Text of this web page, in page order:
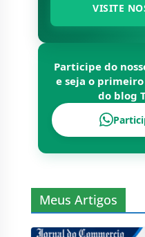
VISITE
Participe do
e seja o
do blog
Meus Artigos